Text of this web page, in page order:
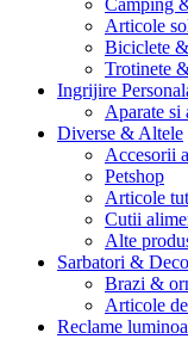
Camping
Articole
Biciclete
Trotinete
Ingrijire
Aparate si
Diverse & Altele
Accesorii
Petshop
Articole
Cutii
Alte
Sarbatori &
Brazi &
Articole
Reclame